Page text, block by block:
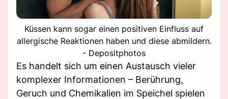
Küssen kann sogar einen positiven Einfluss auf
allergische Reaktionen haben und diese abmildern.
- Depositphotos
Es handelt sich um einen Austausch vieler
komplexer Informationen – Berührung,
Geruch und Chemikalien im Speichel spielen